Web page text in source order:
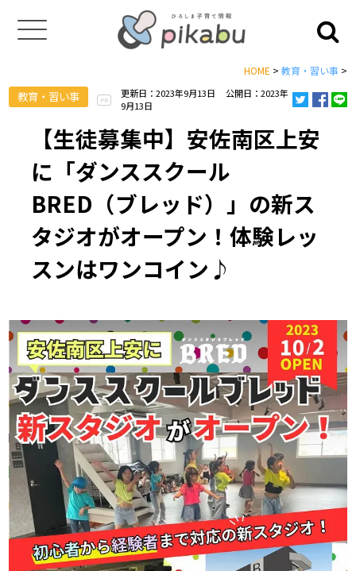
HOME > 教育・習い事 >
教育・習い事 PR
更新日：2023年9月13日
公開日：2023年
9月13日
【生徒募集中】安佐南区上安
に「ダンススクール
BRED（ブレッド）」の新ス
タジオがオープン！体験レッ
スンはワンコイン♪